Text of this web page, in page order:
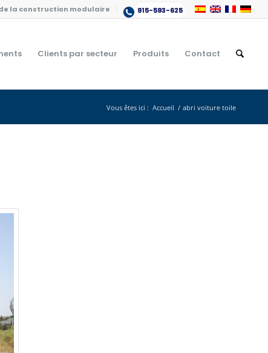
la construction modulaire 915-593-625
Clients par secteur Produits Contact
Vous êtes ici : Accueil / abri voiture toile